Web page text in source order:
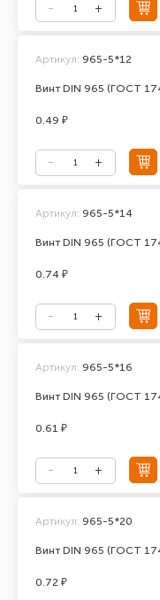
Винт DIN 965 (ГОСТ
Артикул: 965-5*12
0.49 ₽
Винт DIN 965 (ГОСТ
Артикул: 965-5*14
0.74 ₽
Винт DIN 965 (ГОСТ
Артикул: 965-5*16
0.61 ₽
Винт DIN 965 (ГОСТ
Артикул: 965-5*20
0.72 ₽